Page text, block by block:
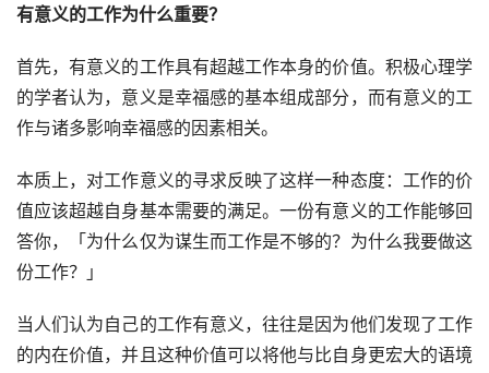
有意义的工作为什么重要？
首先，有意义的工作具有超越工作本身的价值。积极心理学
的学者认为，意义是幸福感的基本组成部分，而有意义的工
作与诸多影响幸福感的因素相关。
本质上，对工作意义的寻求反映了这样一种态度：工作的价
值应该超越自身基本需要的满足。一份有意义的工作能够回
答你，「为什么仅为谋生而工作是不够的？为什么我要做这
份工作？」
当人们认为自己的工作有意义，往往是因为他们发现了工作
的内在价值，并且这种价值可以将他与比自身更宏大的语境